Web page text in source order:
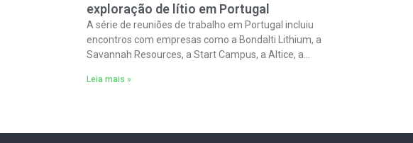
exploração de lítio em Portugal
A série de reuniões de trabalho em Portugal incluiu
encontros com empresas como a Bondalti Lithium, a
Savannah Resources, a Start Campus, a Altice, a
Leia mais »